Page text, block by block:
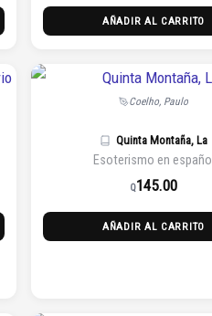
AÑADIR AL CARRITO
Coelho, Paulo
Quinta Montaña, La
Esoterismo en español
Q145.00
AÑADIR AL CARRITO